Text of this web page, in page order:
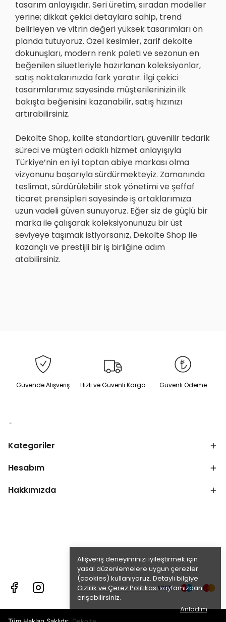
Alışveriş deneyiminizi iyileştirmek için
yasal düzenlemelere uygun çerezler
(cookies) kullanıyoruz. Detaylı bilgiye
Gizlilik ve Çerez Politikasısayfamızdan
erişebilirsiniz.
Anladım
tasarım anlayışıdır. Seri üretim, sıradan modeller
yerine; dikkat çekici detaylara sahip, trend
belirleyen ve vitrin değeri yüksek tasarımları ön
planda tutuyoruz. Özel kesimler, zarif dekolte
dokunuşları, modern renk paleti ve sezonun en
beğenilen siluetleriyle hazırlanan koleksiyonlar,
satış noktalarınızda fark yaratır. İlgi çekici
tasarımlarımız sayesinde müşterilerinizin ilk
bakışta beğenisini kazanabilir, satış hızınızı
artırabilirsiniz.
Dekolte Shop, kalite standartları, güvenilir tedarik
süreci ve müşteri odaklı hizmet anlayışıyla
Türkiye’nin en iyi toptan abiye markası olma
vizyonunu başarıyla sürdürmekteyiz. Zamanında
teslimat, sürdürülebilir stok yönetimi ve şeffaf
ticaret prensipleri sayesinde iş ortaklarımıza
uzun vadeli güven sunuyoruz. Eğer siz de güçlü bir
marka ile çalışarak koleksiyonunuzu bir üst
seviyeye taşımak istiyorsanız, Dekolte Shop ile
kazançlı ve prestijli bir iş birliğine adım
atabilirsiniz.
Güvende Alışveriş Hızlı ve Güvenli Kargo Güvenli Ödeme
Kategoriler
Hesabım
Hakkımızda